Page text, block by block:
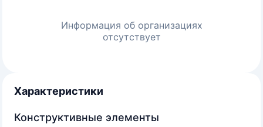
Информация об организациях
отсутствует
Характеристики
Конструктивные элементы